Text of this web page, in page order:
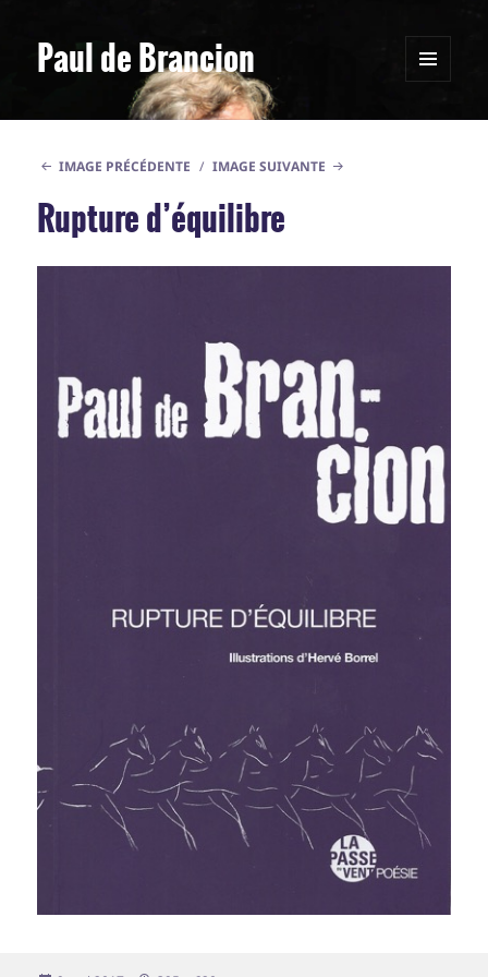
Paul de Brancion
IMAGE PRÉCÉDENTE IMAGE SUIVANTE
Rupture d’équilibre